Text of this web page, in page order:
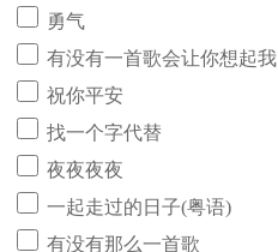
勇气
有没有一首歌会让你想起我
祝你平安
找一个字代替
夜夜夜夜
一起走过的日子(粤语)
有没有那么一首歌